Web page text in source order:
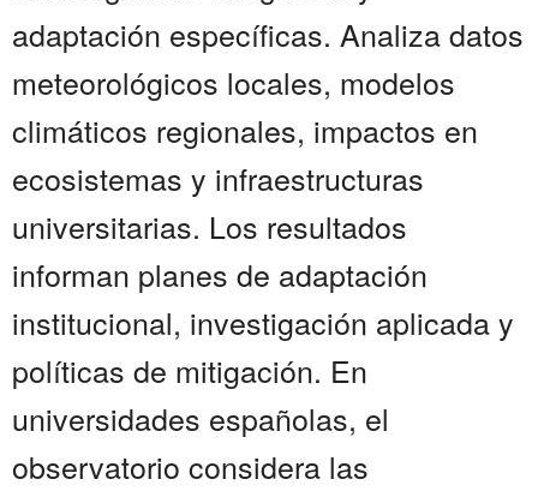
adaptación específicas. Analiza datos
meteorológicos locales, modelos
climáticos regionales, impactos en
ecosistemas y infraestructuras
universitarias. Los resultados
informan planes de adaptación
institucional, investigación aplicada y
políticas de mitigación. En
universidades españolas, el
observatorio considera las